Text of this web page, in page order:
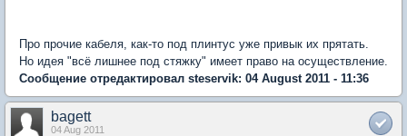
Про прочие кабеля, как-то под плинтус уже привык их прятать.
Но идея "всё лишнее под стяжку" имеет право на осуществление.
Сообщение отредактировал steservik: 04 August 2011 - 11:36
bagett
04 Aug 2011